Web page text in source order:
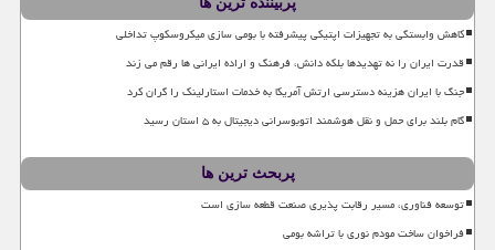
کاهش وابستگی به تجهیزات اپتیکی پیشرفته با بومی سازی میکروسکوپ تداخلی
قدرت ایران را نه تهدیدها بلکه دانش، فرهنگ و اراده ایرانی ها رقم می زند
جنگ با ایران هزینه دسترسی ارتش آمریکا به خدمات استارلینک را گران کرد
گام بلند برای حمل و نقل هوشمند اتوبوسرانی دیجیتال به ۵ استان رسید
پربحث ترین ها
توسعه فناوری، مسیر رقابت پذیری صنعت قطعه سازی است
فراخوان ساخت مودم نوری با تراشه بومی